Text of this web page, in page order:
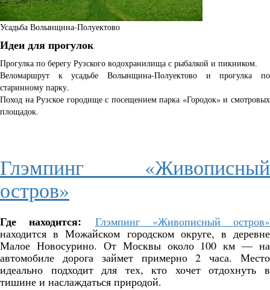
Усадьба Волынщина-Полуектово
Идеи для прогулок
Прогулка по берегу Рузского водохранилища с рыбалкой и пикником.
Веломаршрут к усадьбе Волынщина-Полуектово и прогулка по
старинному парку.
Поход на Рузское городище с посещением парка «Городок» и смотровых
площадок.
Глэмпинг «Живописный
остров»
Где находится: Глэмпинг «Живописный остров»
находится в Можайском городском округе, в деревне
Малое Новосурино. От Москвы около 100 км — на
автомобиле дорога займет примерно 2 часа. Место
идеально подходит для тех, кто хочет отдохнуть в
тишине и наслаждаться природой.